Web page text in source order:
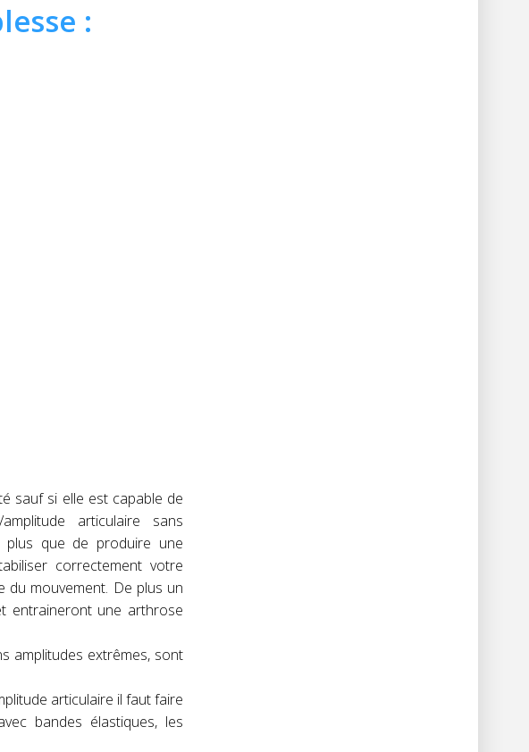
:
sauf si elle est capable de
articulaire sans
plus que de produire une
correctement votre
mouvement. De plus un
entraineront une arthrose
amplitudes extrêmes, sont
articulaire il faut faire
bandes élastiques, les